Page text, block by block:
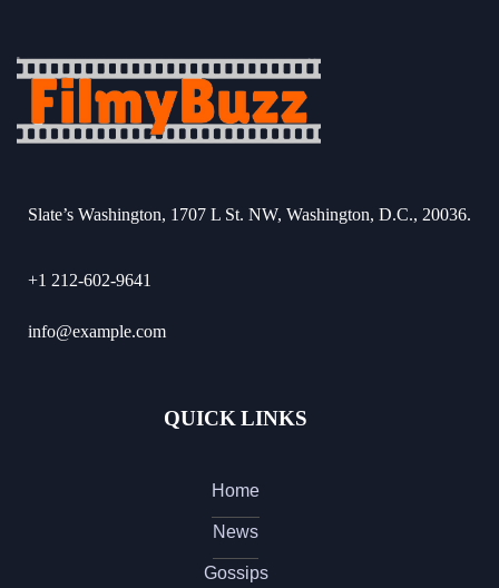
Slate’s Washington, 1707 L St. NW, Washington, D.C., 20036.
+1 212-602-9641
info@example.com
QUICK LINKS
Home
News
Gossips